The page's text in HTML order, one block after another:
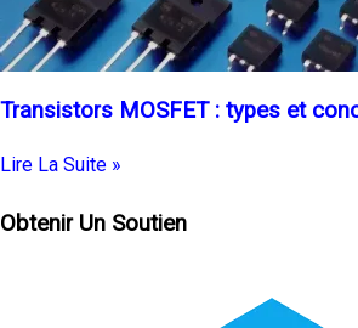
Transistors MOSFET : types et
Lire La Suite »
Obtenir Un Soutien